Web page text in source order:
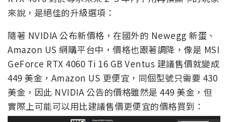
來說，是絕佳的升級選項：
隨著 NVIDIA 公布新價格，在國外的 Newegg 新蛋、
Amazon US 網購平台中，價格也跟著調降，像是 MSI
GeForce RTX 4060 Ti 16 GB Ventus 建議售價就變成
449 美金，Amazon US 更便宜，同個型號只需要 430
美金，因此 NVIDIA 公告的價格雖然是 449 美金，但
實際上可能可以用比建議售價更便宜的價格買到：